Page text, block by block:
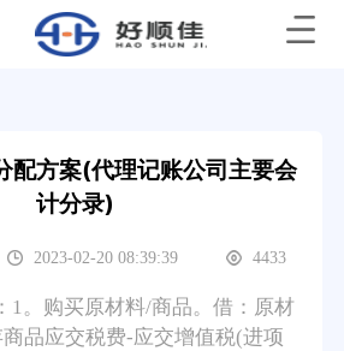
配方案(代理记账公司主要会
计分录)
2023-02-20 08:39:39 4433
1。购买原材料/商品。借：原材
品应交税费-应交增值税(进项